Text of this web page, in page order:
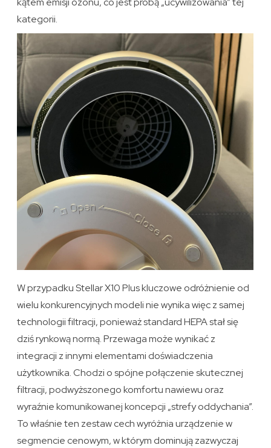
kategorii.
W przypadku Stellar X10 Plus kluczowe odróżnienie od
wielu konkurencyjnych modeli nie wynika więc z samej
technologii filtracji, ponieważ standard HEPA stał się
dziś rynkową normą. Przewaga może wynikać z
integracji z innymi elementami doświadczenia
użytkownika. Chodzi o spójne połączenie skutecznej
filtracji, podwyższonego komfortu nawiewu oraz
wyraźnie komunikowanej koncepcji „strefy oddychania”.
To właśnie ten zestaw cech wyróżnia urządzenie w
segmencie cenowym, w którym dominują zazwyczaj